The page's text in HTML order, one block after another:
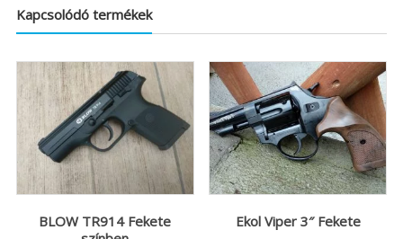
Kapcsolódó termékek
BLOW TR914 Fekete
Ekol Viper 3″ Fekete